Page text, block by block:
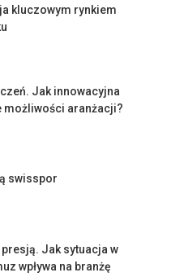
kluczowym rynkiem
Jak innowacyjna
możliwości aranżacji?
swisspor
Jak sytuacja w
wpływa na branżę